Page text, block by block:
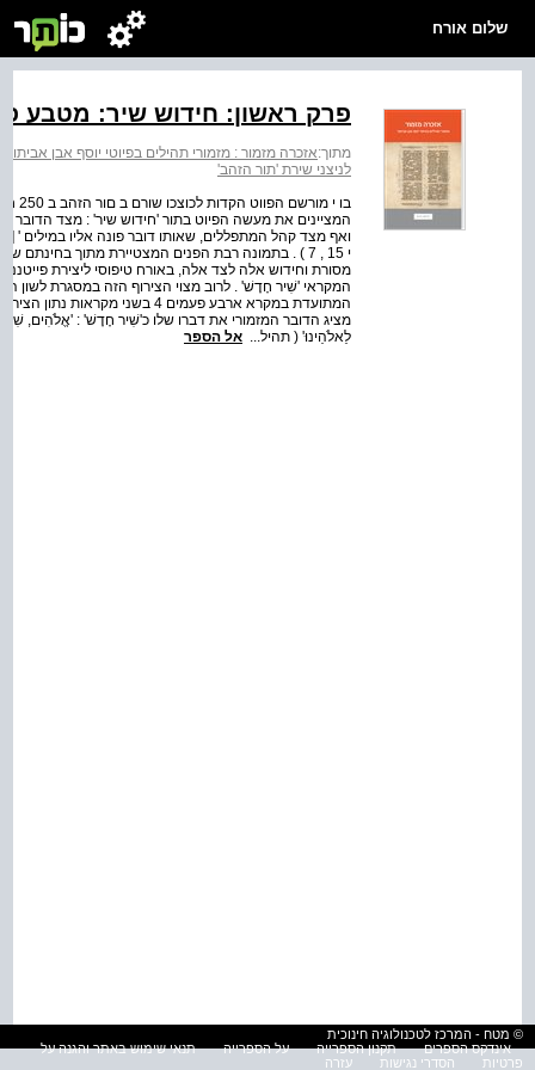
שלום אורח
פרק ראשון: חידוש שיר: מטבע
מתוך:אזכרה מזמור : מזמורי תהילים בפיוטי יוסף אבן אביתור
לניצני שירת 'תור הזהב'
בו
י 15 , 7 ) . בתמונה רבת הפנים המצטיירת מתוך
מסורת וחידוש אלה לצד אלה, באורח טיפוסי ליצירת
המקראי 'שִׁיר חָדָשׁ' . לרוב מצוי הצירוף הזה במסגרת לשון
המתועדת במקרא ארבע פעמים 4
מציג הדובר המזמורי את דברו שלו כ'שִׁיר חָדָשׁ' : 'אֱלֹהִים,
לֵאלֹהֵינוּ' ( תהיל... אל הספר
© מטח - המרכז לטכנולוגיה חינוכית
אינדקס הספרים
תקנון הספרייה על הספרייה
תנאי שימוש באתר והגנה על
פרטיות
הסדרי נגישות עזרה